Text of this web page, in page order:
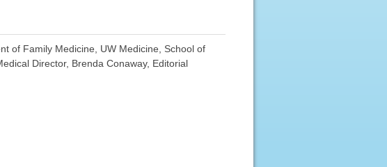
of Family Medicine, UW Medicine, School of
Director, Brenda Conaway, Editorial